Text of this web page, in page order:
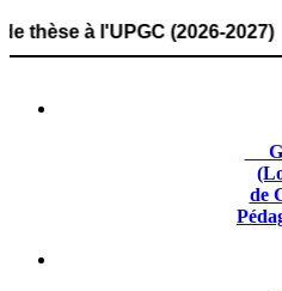
à l'UPGC (2026-
de